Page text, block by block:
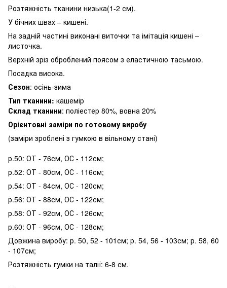
Розтяжність тканини низька(1-2 см).
У бічних швах – кишені.
На задній частині виконані виточки та імітація кишені –
листочка.
Верхній зріз оброблений поясом з еластичною тасьмою.
Посадка висока.
Сезон: осінь-зима
Тип тканини: кашемір
Склад тканини: поліестер 80%, вовна 20%
Орієнтовні заміри по готовому виробу
(заміри зроблені з гумкою в вільному стані)
р.50: ОТ - 76см, ОС - 112см;
р.52: ОТ - 80см, ОС - 116см;
р.54: ОТ - 84см, ОС - 120см;
р.56: ОТ - 88см, ОС - 122см;
р.58: ОТ - 92см, ОС - 126см;
р.60: ОТ - 96см, ОС - 128см;
Довжина виробу: р. 50, 52 - 101см; р. 54, 56 - 103см; р. 58, 60
- 107см;
Розтяжність гумки на талії: 6-8 см.